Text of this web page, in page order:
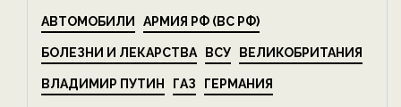
АВТОМОБИЛИ АРМИЯ РФ (ВС РФ)
БОЛЕЗНИ И ЛЕКАРСТВА ВСУ ВЕЛИКОБРИТАНИЯ
ВЛАДИМИР ПУТИН ГАЗ ГЕРМАНИЯ